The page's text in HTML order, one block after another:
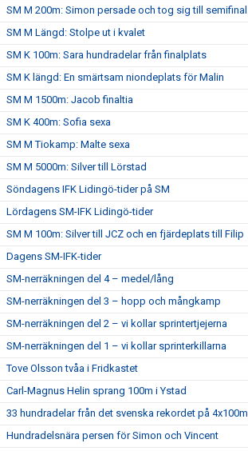
SM M 200m: Simon persade och tog sig till semifinal
SM M Längd: Stolpe ut i kvalet
SM K 100m: Sara hundradelar från finalplats
SM K längd: En smärtsam niondeplats för Malin
SM M 1500m: Jacob finaltia
SM K 400m: Sofia sexa
SM M Tiokamp: Malte sexa
SM M 5000m: Silver till Lörstad
Söndagens IFK Lidingö-tider på SM
Lördagens SM-IFK Lidingö-tider
SM M 100m: Silver till JCZ och en fjärdeplats till Filip
Dagens SM-IFK-tider
SM-nerräkningen del 4 – medel/lång
SM-nerräkningen del 3 – hopp och mångkamp
SM-nerräkningen del 2 – vi kollar sprintertjejerna
SM-nerräkningen del 1 – vi kollar sprinterkillarna
Tove Olsson tvåa i Fridkastet
Carl-Magnus Helin sprang 100m i Ystad
33 hundradelar från det svenska rekordet på 4x100m
Hundradelsnära persen för Simon och Vincent